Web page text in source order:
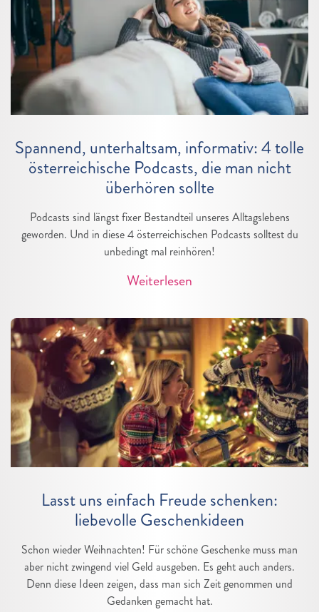
Spannend, unterhaltsam, informativ: 4 tolle
österreichische Podcasts, die man nicht
überhören sollte
Podcasts sind längst fixer Bestandteil unseres Alltagslebens
geworden. Und in diese 4 österreichischen Podcasts solltest du
unbedingt mal reinhören!
Weiterlesen
Lasst uns einfach Freude schenken:
liebevolle Geschenkideen
Schon wieder Weihnachten! Für schöne Geschenke muss man
aber nicht zwingend viel Geld ausgeben. Es geht auch anders.
Denn diese Ideen zeigen, dass man sich Zeit genommen und
Gedanken gemacht hat.